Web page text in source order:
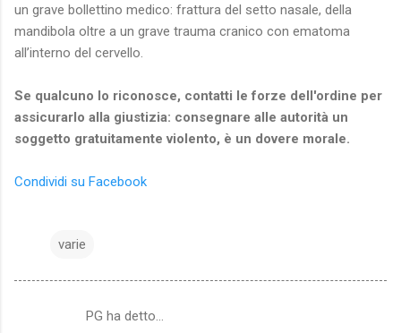
un grave bollettino medico: frattura del setto nasale, della
mandibola oltre a un grave trauma cranico con ematoma
all’interno del cervello.
Se qualcuno lo riconosce, contatti le forze dell'ordine per
assicurarlo alla giustizia: consegnare alle autorità un
soggetto gratuitamente violento, è un dovere morale.
Condividi su Facebook
varie
PG ha detto…